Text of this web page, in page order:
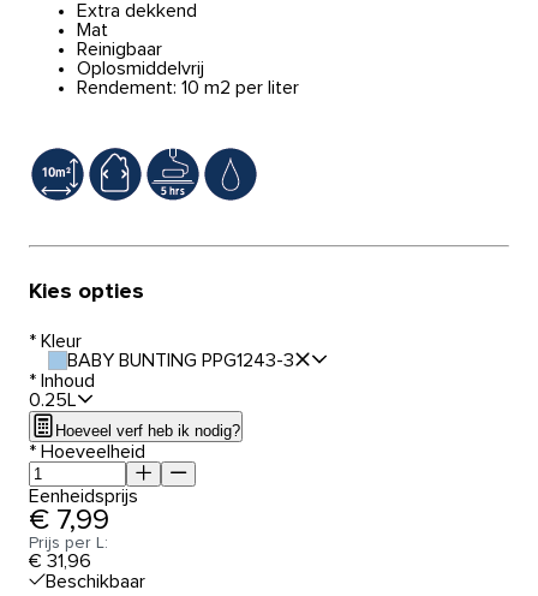
Extra dekkend
Mat
Reinigbaar
Oplosmiddelvrij
Rendement: 10 m2 per liter
Kies opties
* Kleur
BABY BUNTING PPG1243-3
* Inhoud
0.25L
Hoeveel verf heb ik nodig?
* Hoeveelheid
Eenheidsprijs
€ 7,99
Prijs per L:
€ 31,96
Beschikbaar